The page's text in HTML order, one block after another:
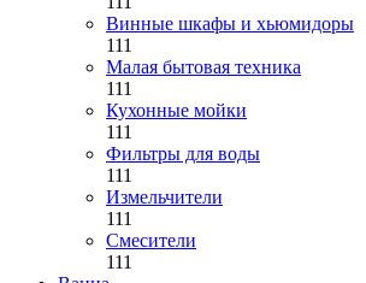
Винные шкафы и хьюмидоры
111
Малая бытовая техника
111
Кухонные мойки
111
Фильтры для воды
111
Измельчители
111
Смесители
111